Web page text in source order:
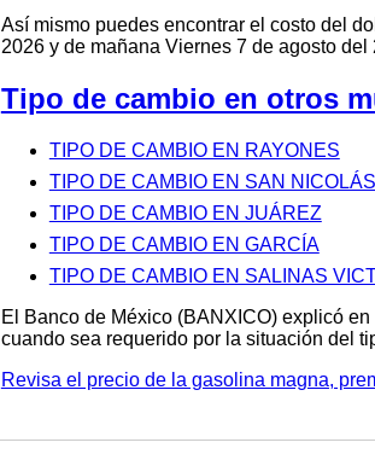
Así mismo puedes encontrar el costo del
2026 y de mañana Viernes 7 de agosto del
Tipo de cambio en otros
TIPO DE CAMBIO EN RAYONES
TIPO DE CAMBIO EN SAN
TIPO DE CAMBIO EN JUÁREZ
TIPO DE CAMBIO EN GARCÍA
TIPO DE CAMBIO EN SALINAS
El Banco de México (BANXICO) explicó
cuando sea requerido por la situación del
Revisa el precio de la gasolina magna,